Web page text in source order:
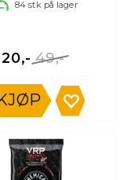
84 stk på lager
49,-
20,-